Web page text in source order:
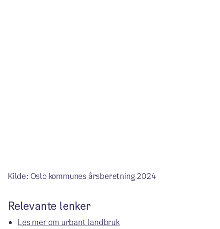
Kilde: Oslo kommunes årsberetning 2024
Relevante lenker
Les mer om urbant landbruk